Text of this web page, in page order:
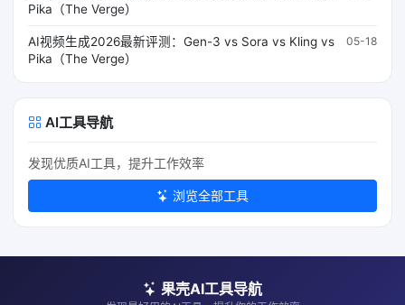
Pika（The Verge）
AI视频生成2026最新评测：Gen-3 vs Sora vs Kling vs
Pika（The Verge）
05-18
AI工具导航
发现优质AI工具，提升工作效率
浏览全部工具
果壳AI工具导航